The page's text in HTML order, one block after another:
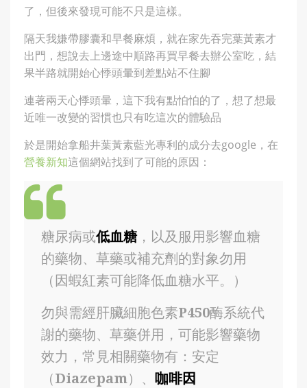
了，但後來發現可能不只是這樣。
隔天我嫌帶膠囊和早餐麻煩，就在家先吞完葉黃素才
出門，想說去上邊途中順路再買早餐去辦公室吃，結
果半路就開始心悸頭暈到差點站不住腳
連著兩天心悸頭暈，這下我有點怕怕的了，想了想最
近唯一改變的習慣也只有吃這次的體驗品
於是開始拿船井葉黃素藍光專利的成分去google，在
營養新知這個網站找到了可能的原因：
糖尿病或低血糖，以及服用影響血糖
的藥物、草藥或補充劑的對象勿用
（因蝦紅素可能降低血糖水平。）
勿與需經肝臟細胞色素P450酶系統代
謝的藥物、草藥併用，可能影響藥物
效力，常見相關藥物有：安定
（Diazepam）、 咖啡因